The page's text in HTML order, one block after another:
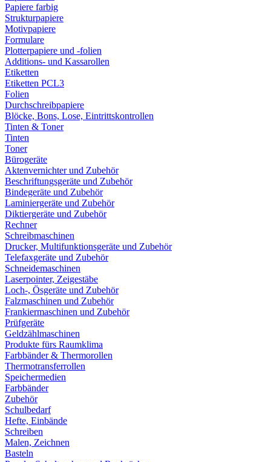
Papiere farbig
Strukturpapiere
Motivpapiere
Formulare
Plotterpapiere und -folien
Additions- und Kassarollen
Etiketten
Etiketten PCL3
Folien
Durchschreibpapiere
Blöcke, Bons, Lose, Eintrittskontrollen
Tinten & Toner
Tinten
Toner
Bürogeräte
Aktenvernichter und Zubehör
Beschriftungsgeräte und Zubehör
Bindegeräte und Zubehör
Laminiergeräte und Zubehör
Diktiergeräte und Zubehör
Rechner
Schreibmaschinen
Drucker, Multifunktionsgeräte und Zubehör
Telefaxgeräte und Zubehör
Schneidemaschinen
Laserpointer, Zeigestäbe
Loch-, Ösgeräte und Zubehör
Falzmaschinen und Zubehör
Frankiermaschinen und Zubehör
Prüfgeräte
Geldzählmaschinen
Produkte fürs Raumklima
Farbbänder & Thermorollen
Thermotransferrollen
Speichermedien
Farbbänder
Zubehör
Schulbedarf
Hefte, Einbände
Schreiben
Malen, Zeichnen
Basteln